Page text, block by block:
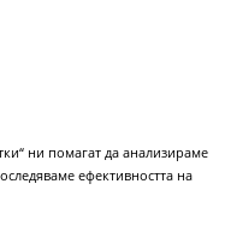
ни помагат да анализираме
ефективността на